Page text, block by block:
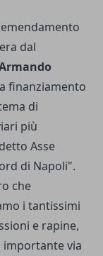
dal
finanziamento
di
più
Asse
di Napoli".
che
i tantissimi
e rapine,
via